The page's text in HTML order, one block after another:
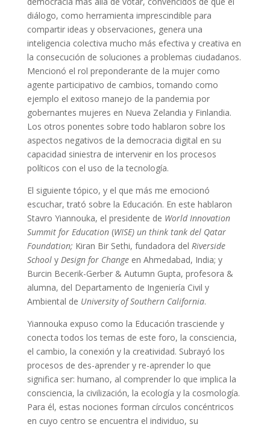
diálogo, como herramienta imprescindible para
compartir ideas y observaciones, genera una
inteligencia colectiva mucho más efectiva y creativa en
la consecución de soluciones a problemas ciudadanos.
Mencionó el rol preponderante de la mujer como
agente participativo de cambios, tomando como
ejemplo el exitoso manejo de la pandemia por
gobernantes mujeres en Nueva Zelandia y Finlandia.
Los otros ponentes sobre todo hablaron sobre los
aspectos negativos de la democracia digital en su
capacidad siniestra de intervenir en los procesos
políticos con el uso de la tecnología.
El siguiente tópico, y el que más me emocionó
escuchar, trató sobre la Educación. En este hablaron
Stavro Yiannouka, el presidente de World Innovation
Summit for Education(WISE) un think tank del Qatar
Foundation; Kiran Bir Sethi, fundadora del Riverside
Schooly Design for Changeen Ahmedabad, India; y
Burcin Becerik-Gerber & Autumn Gupta, profesora &
alumna, del Departamento de Ingeniería Civil y
Ambiental de University of Southern California.
Yiannouka expuso como la Educación trasciende y
conecta todos los temas de este foro, la consciencia,
el cambio, la conexión y la creatividad. Subrayó los
procesos de des-aprender y re-aprender lo que
significa ser: humano, al comprender lo que implica la
consciencia, la civilización, la ecología y la cosmología.
Para él, estas nociones forman círculos concéntricos
en cuyo centro se encuentra el individuo, su